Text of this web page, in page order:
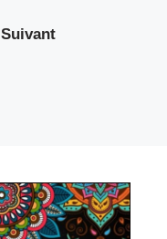
Suivant